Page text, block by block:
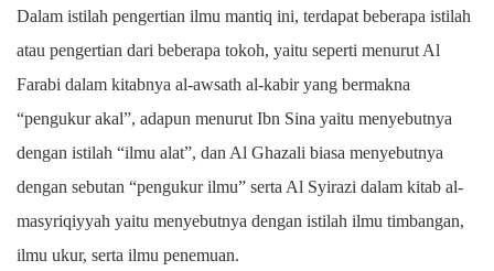
Dalam istilah pengertian ilmu mantiq ini, terdapat beberapa istilah
atau pengertian dari beberapa tokoh, yaitu seperti menurut Al
Farabi dalam kitabnya al-awsath al-kabir yang bermakna
“pengukur akal”, adapun menurut Ibn Sina yaitu menyebutnya
dengan istilah “ilmu alat”, dan Al Ghazali biasa menyebutnya
dengan sebutan “pengukur ilmu” serta Al Syirazi dalam kitab al-
masyriqiyyah yaitu menyebutnya dengan istilah ilmu timbangan,
ilmu ukur, serta ilmu penemuan.